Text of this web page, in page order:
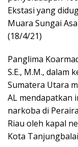
Ekstasi yang
Muara Sungai
(18/4/21)
Panglima
S.E., M.M., dalam
Sumatera Utara
AL mendapatkan
narkoba di
Riau oleh kapal
Kota